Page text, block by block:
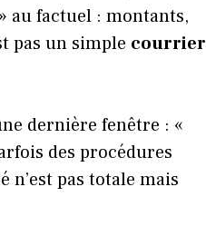
au factuel : montants,
pas un simple courrier
dernière fenêtre : «
des procédures
pas totale mais